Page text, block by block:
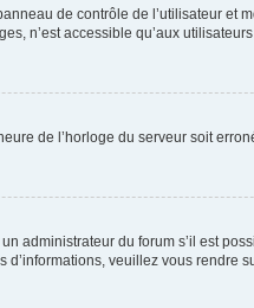
de contrôle de l’utilisateur et
n’est accessible qu’aux utilisateurs
de l’horloge du serveur soit
administrateur du forum s’il est
veuillez vous rendre